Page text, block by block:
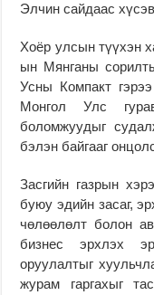
Элчин сайдаас
Хоёр улсын түүхэн
ын Мянганы
Усны Компакт
Монгол Улс
боломжуудыг
бэлэн байгааг
Засгийн газрын
буюу эдийн засаг,
чөлөөлөлт болон
бизнес эрхлэх
оруулалтыг
журам гаргахыг